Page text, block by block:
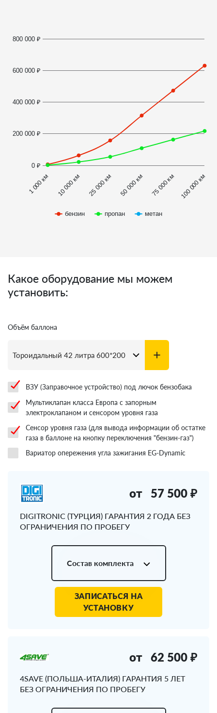
бензин пропан метан
1 000 км 10 000 км 25 000 км 50 000 км 75 000 км 100 000 км
0 ₽
200 000 ₽
400 000 ₽
600 000 ₽
800 000 ₽
Какое оборудование мы можем
установить:
Объём баллона
ВЗУ (Заправочное устройство) под лючок бензобака
Мультиклапан класса Европа с запорным
электроклапаном и сенсором уровня газа
Сенсор уровня газа (для вывода информации об остатке
газа в баллоне на кнопку переключения "бензин-газ")
Вариатор опережения угла зажигания EG-Dynamic
DIGITRONIC (ТУРЦИЯ) ГАРАНТИЯ 2 ГОДА БЕЗ
ОГРАНИЧЕНИЯ ПО ПРОБЕГУ
от 57 500 ₽
Состав комплекта
ЗАПИСАТЬСЯ НА
УСТАНОВКУ
4SAVE (ПОЛЬША-ИТАЛИЯ) ГАРАНТИЯ 5 ЛЕТ
БЕЗ ОГРАНИЧЕНИЯ ПО ПРОБЕГУ
от 62 500 ₽